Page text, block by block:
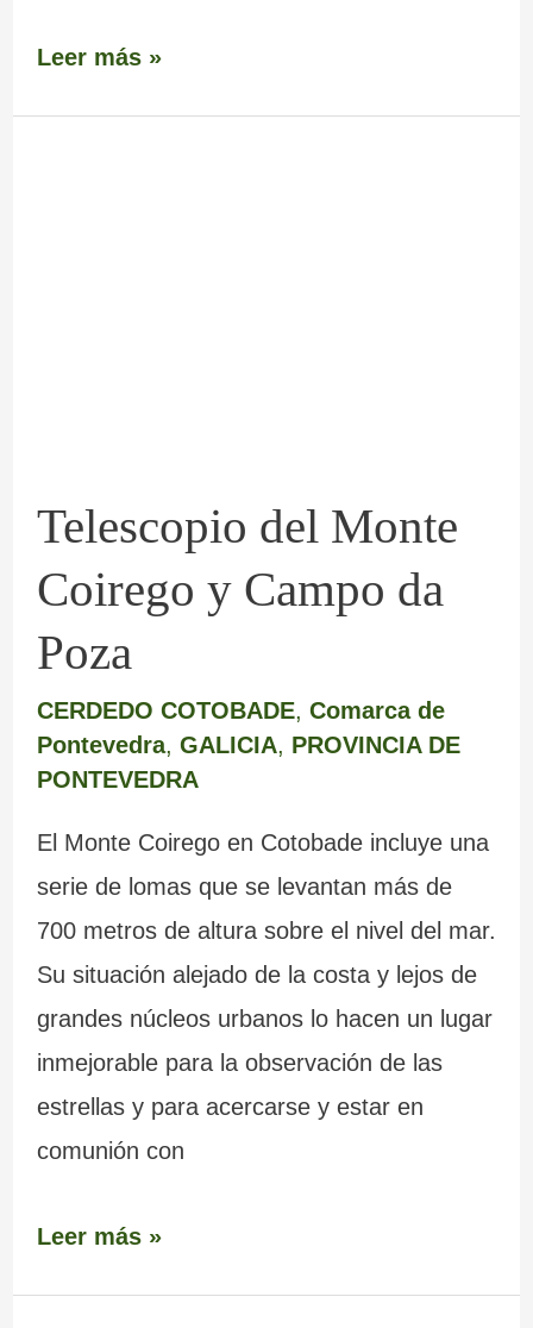
Leer más »
Telescopio del Monte
Coirego y Campo da
Poza
CERDEDO COTOBADE, Comarca de
Pontevedra, GALICIA, PROVINCIA DE
PONTEVEDRA
El Monte Coirego en Cotobade incluye una
serie de lomas que se levantan más de
700 metros de altura sobre el nivel del mar.
Su situación alejado de la costa y lejos de
grandes núcleos urbanos lo hacen un lugar
inmejorable para la observación de las
estrellas y para acercarse y estar en
comunión con
Leer más »